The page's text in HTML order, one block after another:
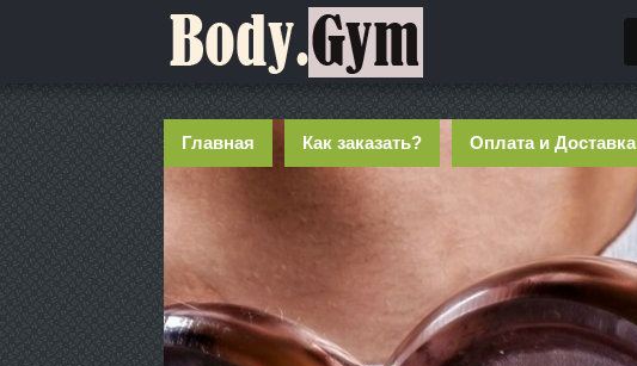
Главная Как заказать? Оплата и Доставка